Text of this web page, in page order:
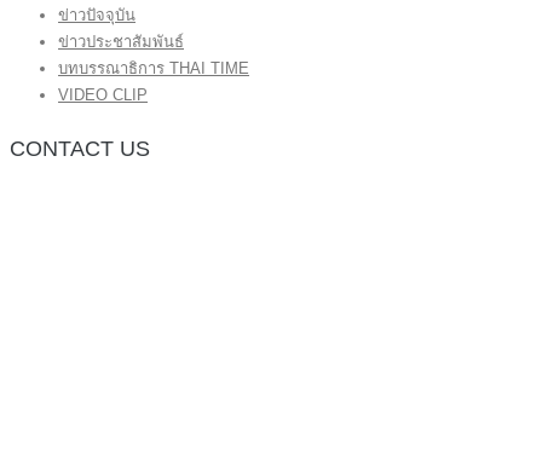
ข่าวปัจจุบัน
ข่าวประชาสัมพันธ์
บทบรรณาธิการ THAI TIME
VIDEO CLIP
CONTACT US